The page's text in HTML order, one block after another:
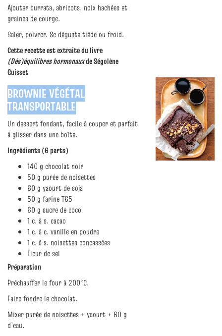
Ajouter burrata, abricots, noix hachées et
graines de courge.
Saler, poivrer. Se déguste tiède ou froid.
Cette recette est extraite du livre
(Dés)équilibres hormonauxde Ségolène
Guisset
BROWNIE VÉGÉTAL
TRANSPORTABLE
Un dessert fondant, facile à couper et parfait
à glisser dans une boîte.
Ingrédients (6 parts)
140 g chocolat noir
50 g purée de noisettes
60 g yaourt de soja
50 g farine T65
60 g sucre de coco
1 c. à s. cacao
1 c. à c. vanille en poudre
1 c. à s. noisettes concassées
Fleur de sel
Préparation
Préchauffer le four à 200°C.
Faire fondre le chocolat.
Mixer purée de noisettes + yaourt + 60 g
d’eau.